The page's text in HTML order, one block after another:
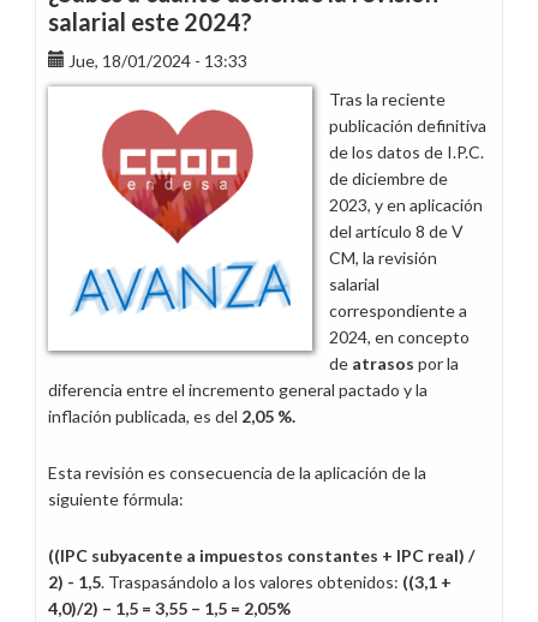
endeutament…
Gràcies
per
tant!
salarial este 2024?
Jue, 18/01/2024 - 13:33
Tras la reciente
publicación definitiva
de los datos de I.P.C.
de diciembre de
2023, y en aplicación
del artículo 8 de V
CM, la revisión
salarial
correspondiente a
2024, en concepto
de atrasos por la
diferencia entre el incremento general pactado y la
inflación publicada, es del 2,05 %.
Esta revisión es consecuencia de la aplicación de la
siguiente fórmula:
((IPC subyacente a impuestos constantes + IPC real) /
2) - 1,5. Traspasándolo a los valores obtenidos: ((3,1 +
4,0)/2) – 1,5 = 3,55 – 1,5 = 2,05%